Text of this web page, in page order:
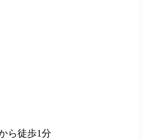
ら徒歩1分